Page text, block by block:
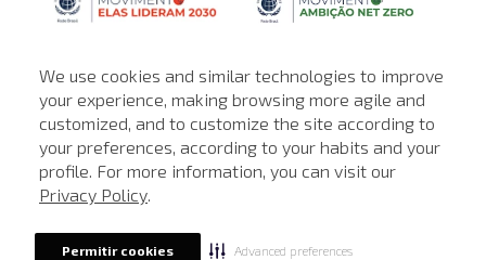
We use cookies and similar technologies to improve
your experience, making browsing more agile and
customized, and to customize the site according to
your preferences, according to your habits and your
profile. For more information, you can visit our
Privacy Policy.
Permitir cookies Advanced preferences
© © Copyright 2000-2026 - Todos os direitos reservados. A Loja de
John John reserva-se no direito de corrigir ou alterar informações
Em caso de dúvidas:0800 990 5500.